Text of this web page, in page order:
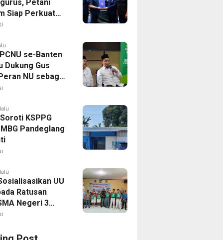
Petani
Siap Perkuat
Pangan
se-Banten
Dukung Gus
NU sebagai
Sipil Kian
KSPPG
Pandeglang
UU
Ratusan
Negeri 3